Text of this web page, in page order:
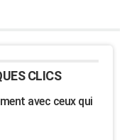
CLICS
avec ceux qui